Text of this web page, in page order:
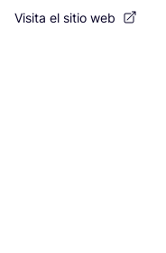
Visita el sitio web